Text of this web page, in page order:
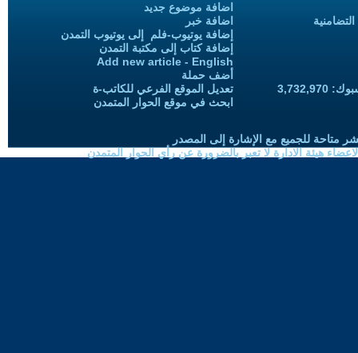
اضافة موضوع جديد
اضافة خبر
إضافة يوتيوب-فلم إلى يوتيوب التمدن
إضافة كتاب إلى مكتبة التمدن
Add new article - English
أضف حملة
تعديل الموقع الفرعي للكاتب-ة
ابحث في موقع الحوار المتمدن
متاحة للجميع مع الإشارة إلى المصدر
هيئة الادارة لا تعبر بالضرورة عن رأي الحوار المتمدن